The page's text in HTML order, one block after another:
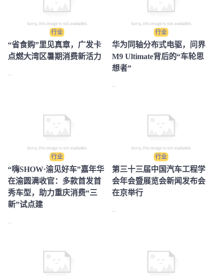
行业
“省食购”里见真章，广发卡
点燃大湾区暑期消费新活力
...
行业
华为同轴分布式电驱，问界
M9 Ultimate背后的“车轮思
想者”
...
行业
​“嗨SHOW·渝见好车”嘉年华
在渝圆满收官：多款首发首
秀车型，助力重庆消费“三
新”试点建
...
行业
第三十三届中国汽车工程学
会年会暨展览会新闻发布会
在京举行
...